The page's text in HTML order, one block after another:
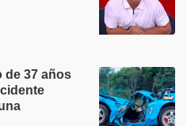
de 37 años